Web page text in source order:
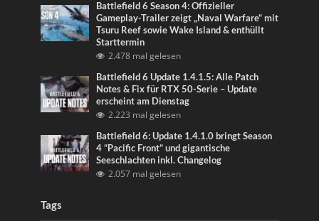
Battlefield 6 Season 4: Offizieller
Gameplay-Trailer zeigt „Naval Warfare“ mit
Tsuru Reef sowie Wake Island & enthüllt
Starttermin
2.478 mal gelesen
Battlefield 6 Update 1.4.1.5: Alle Patch
Notes & Fix für RTX 50-Serie – Update
erscheint am Dienstag
2.223 mal gelesen
Battlefield 6: Update 1.4.1.0 bringt Season
4 “Pacific Front” und gigantische
Seeschlachten inkl. Changelog
2.057 mal gelesen
Tags